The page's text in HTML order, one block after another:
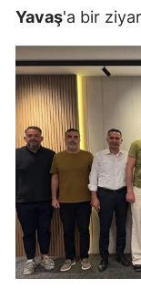
Yavaş'a bir